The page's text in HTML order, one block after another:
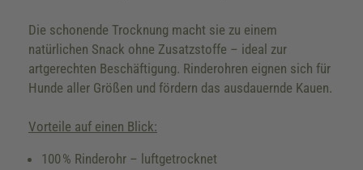
Die schonende Trocknung macht sie zu einem
natürlichen Snack ohne Zusatzstoffe – ideal zur
artgerechten Beschäftigung. Rinderohren eignen sich für
Hunde aller Größen und fördern das ausdauernde Kauen.
Vorteile auf einen Blick:
100 % Rinderohr – luftgetrocknet